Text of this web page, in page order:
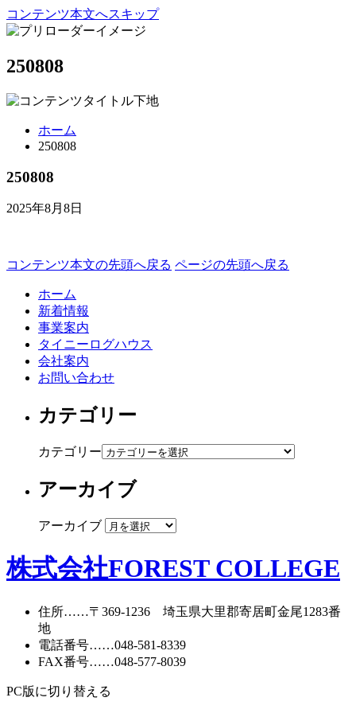
コンテンツ本文へスキップ
250808
ホーム
250808
250808
2025年8月8日
コンテンツ本文の先頭へ戻る ページの先頭へ戻る
ホーム
新着情報
事業案内
タイニーログハウス
会社案内
お問い合わせ
カテゴリー
カテゴリー
アーカイブ
アーカイブ
株式会社FOREST COLLEGE
住所……〒369-1236 埼玉県大里郡寄居町金尾1283番
地
電話番号……048-581-8339
FAX番号……048-577-8039
PC版に切り替える